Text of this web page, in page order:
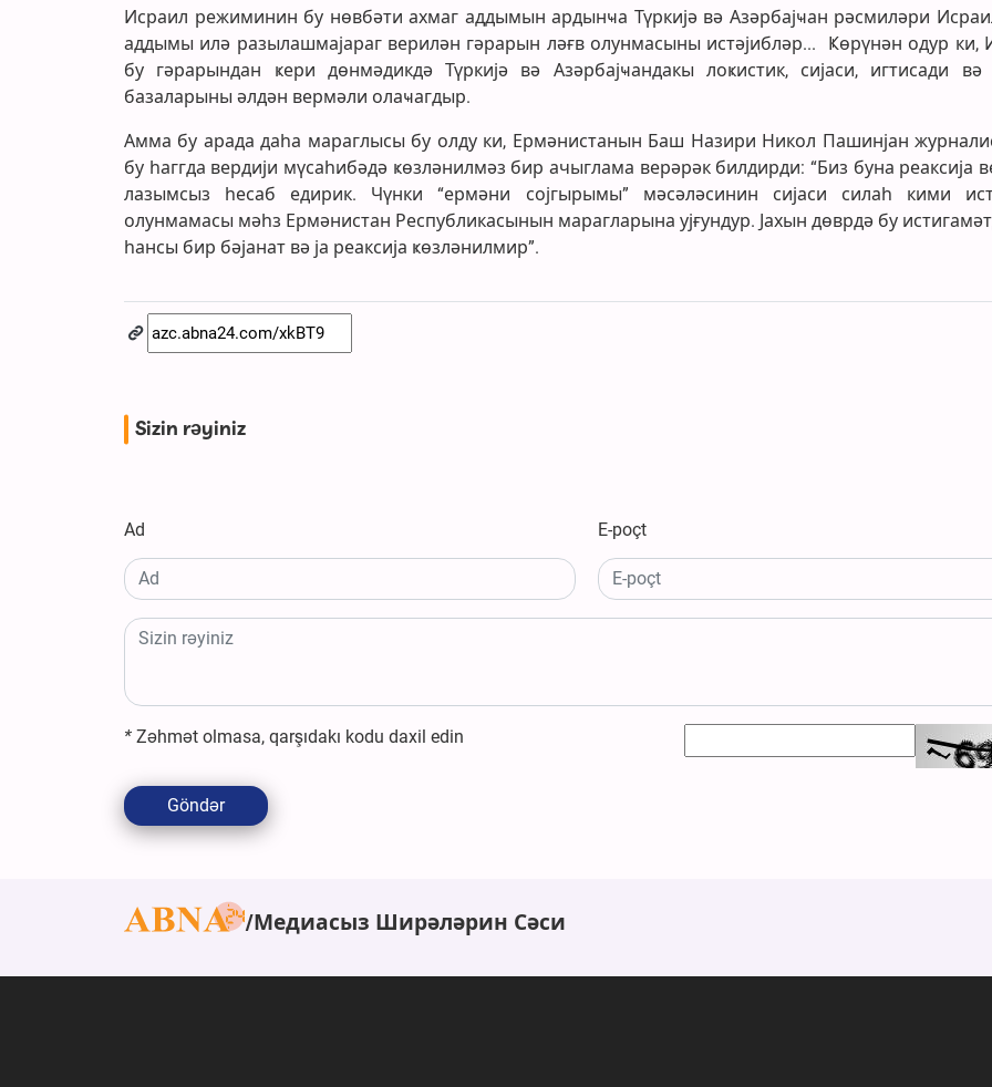
Исраил режиминин бу нөвбәти ахмаг аддымын ардынҹа Түркијә вә Азәрбајҹан рәсмиләри
аддымы илә разылашмајараг верилән гәрарын ләғв олунмасыны истәјибләр... Ҝөрүнән одур ки,
бу гәрарындан ҝери дөнмәдикдә Түркијә вә Азәрбајҹандакы лоҝистик, сијаси, игтисади вә
базаларыны әлдән вермәли олаҹагдыр.
Амма бу арада даһа мараглысы бу олду ки, Ермәнистанын Баш Назири Никол Пашинјан
бу һаггда вердији мүсаһибәдә ҝөзләнилмәз бир ачыглама верәрәк билдирди: “Биз буна реаксија
лазымсыз һесаб едирик. Чүнки “ермәни сојгырымы” мәсәләсинин сијаси силаһ кими
олунмамасы мәһз Ермәнистан Республикасынын марагларына ујғундур. Јахын дөврдә бу
һансы бир бәјанат вә ја реаксија ҝөзләнилмир”.
Sizin rəyiniz
Ad E-poçt
* Zəhmət olmasa, qarşıdakı kodu daxil edin
Göndər
Медиасыз Ширәләрин Сәси